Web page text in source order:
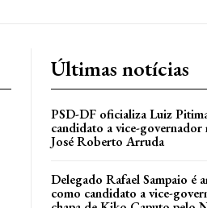
Últimas notícias
PSD-DF oficializa Luiz
candidato a vice-governador
José Roberto Arruda
Delegado Rafael Sampaio é
como candidato a vice-